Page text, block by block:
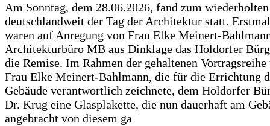
Am Sonntag, dem 28.06.2026, fand zum
deutschlandweit der Tag der Architektur statt.
waren auf Anregung von Frau Elke Meinert-
Architekturbüro MB aus Dinklage das Holdorfer
die Remise. Im Rahmen der gehaltenen
Frau Elke Meinert-Bahlmann, die für die Errichtung
Gebäude verantwortlich zeichnete, dem Holdorfer
Dr. Krug eine Glasplakette, die nun dauerhaft am
angebracht von diesem ga